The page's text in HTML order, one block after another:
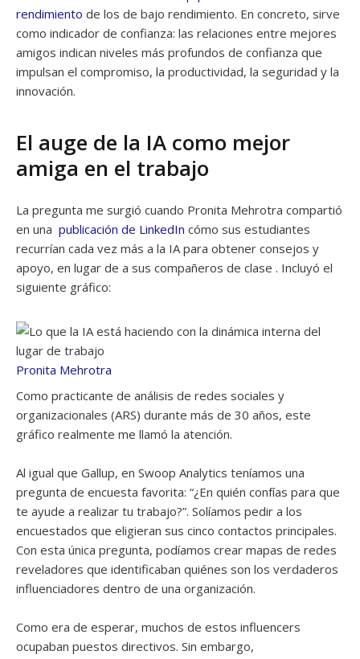
rendimiento de los de bajo rendimiento. En concreto, sirve
como indicador de confianza: las relaciones entre mejores
amigos indican niveles más profundos de confianza que
impulsan el compromiso, la productividad, la seguridad y la
innovación.
El auge de la IA como mejor
amiga en el trabajo
La pregunta me surgió cuando Pronita Mehrotra compartió
en una publicación de LinkedIn cómo sus estudiantes
recurrían cada vez más a la IA para obtener consejos y
apoyo, en lugar de a sus compañeros de clase . Incluyó el
siguiente gráfico:
Pronita Mehrotra
Como practicante de análisis de redes sociales y
organizacionales (ARS) durante más de 30 años, este
gráfico realmente me llamó la atención.
Al igual que Gallup, en Swoop Analytics teníamos una
pregunta de encuesta favorita: “¿En quién confías para que
te ayude a realizar tu trabajo?”. Solíamos pedir a los
encuestados que eligieran sus cinco contactos principales.
Con esta única pregunta, podíamos crear mapas de redes
reveladores que identificaban quiénes son los verdaderos
influenciadores dentro de una organización.
Como era de esperar, muchos de estos influencers
ocupaban puestos directivos. Sin embargo,